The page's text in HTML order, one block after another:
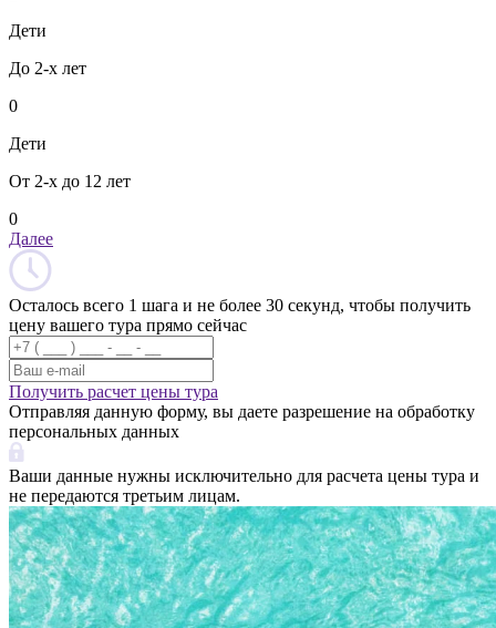
Дети
До 2-х лет
0
Дети
От 2-х до 12 лет
0
Далее
Осталось всего 1 шага и не более 30 секунд, чтобы получить
цену вашего тура прямо сейчас
Получить расчет цены тура
Отправляя данную форму, вы даете разрешение на обработку
персональных данных
Ваши данные нужны исключительно для расчета цены тура и
не передаются третьим лицам.